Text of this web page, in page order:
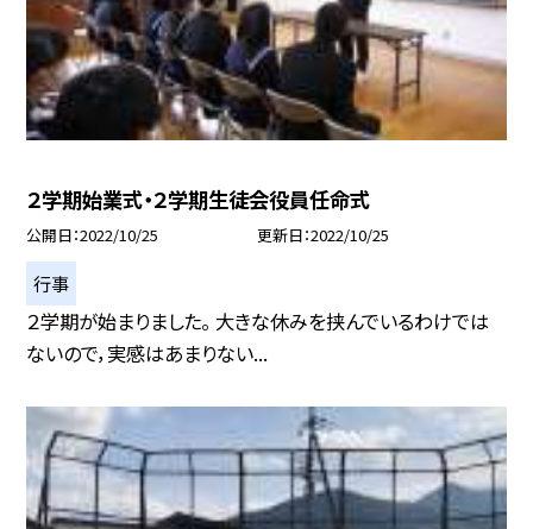
２学期始業式・２学期生徒会役員任命式
公開日 2022/10/25 更新日 2022/10/25
行事
２学期が始まりました。 大きな休みを挟んでいるわけでは
ないので，実感はあまりない...